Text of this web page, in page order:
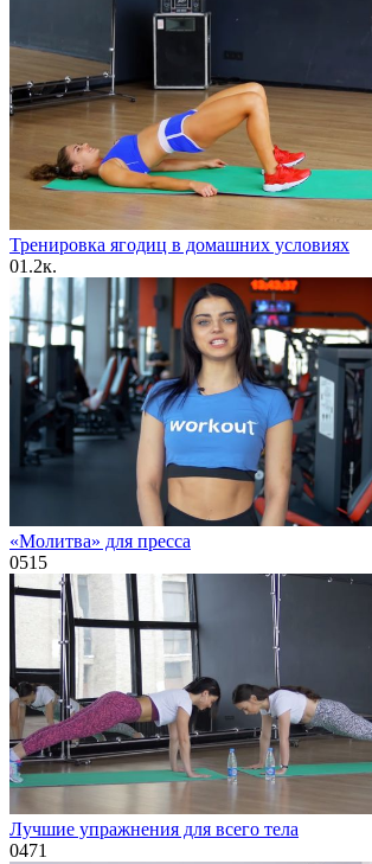
Тренировка ягодиц в домашних условиях
01.2к.
«Молитва» для пресса
0515
Лучшие упражнения для всего тела
0471